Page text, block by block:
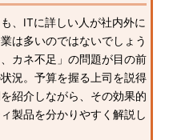
、ITに詳しい人が社内外に
は多いのではないでしょう
カネ不足」の問題が目の前
況。予算を握る上司を説得
紹介しながら、その効果的
製品を分かりやすく解説し